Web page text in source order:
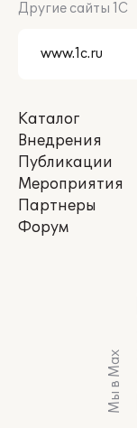
Другие сайты 1С
Каталог
Внедрения
Публикации
Мероприятия
Партнеры
Форум
Мы в Max